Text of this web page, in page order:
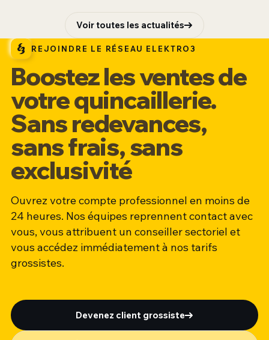
Voir toutes les actualités
REJOINDRE LE RÉSEAU ELEKTRO3
Boostez les ventes de
votre quincaillerie.
Sans redevances,
sans frais, sans
exclusivité
Ouvrez votre compte professionnel en moins de
24 heures. Nos équipes reprennent contact avec
vous, vous attribuent un conseiller sectoriel et
vous accédez immédiatement à nos tarifs
grossistes.
Devenez client grossiste